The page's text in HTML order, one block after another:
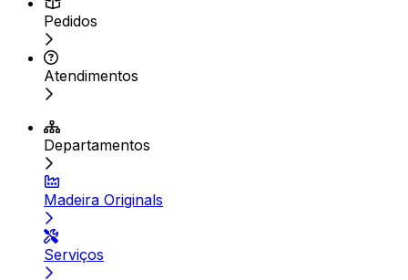
Pedidos
Atendimentos
Departamentos
Madeira Originals
Serviços